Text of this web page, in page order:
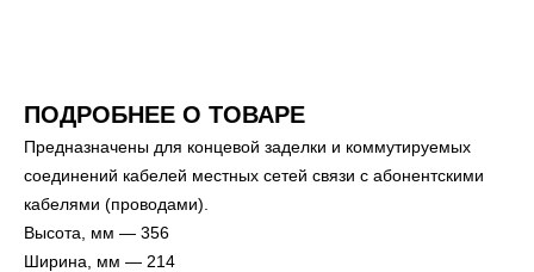
ПОДРОБНЕЕ О ТОВАРЕ
Предназначены для концевой заделки и коммутируемых
соединений кабелей местных сетей связи с абонентскими
кабелями (проводами).
Высота, мм — 356
Ширина, мм — 214